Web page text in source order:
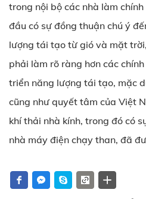
trong nội bộ các nhà làm
đầu có sự đồng thuận chú ý
lượng tái tạo từ gió và mặt
phải làm rõ ràng hơn các
triển năng lượng tái tạo, mặc
cũng như quyết tâm của Việt
khí thải nhà kính, trong đó có
nhà máy điện chạy than, đã